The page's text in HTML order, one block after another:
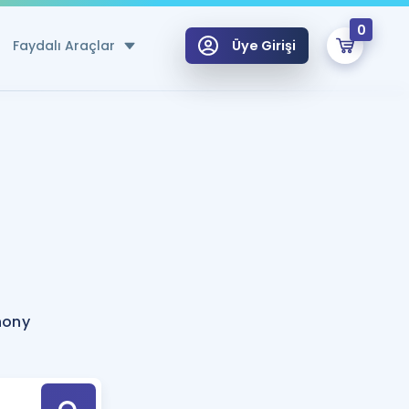
Faydalı Araçlar
Hesaplama Aracı
için Öneriler
Tek Takvimde
Üye Girişi
0
Hoca ile seni sınava hazırlayacak onlarca eğitim seni bekliyor!